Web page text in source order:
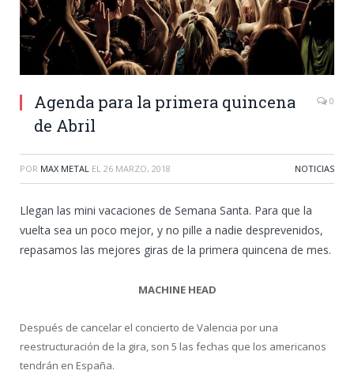
Agenda para la primera quincena
de Abril
0
POR MAX METAL EL 26 MARZO, 2018 NOTICIAS
Llegan las mini vacaciones de Semana Santa. Para que la
vuelta sea un poco mejor, y no pille a nadie desprevenidos,
repasamos las mejores giras de la primera quincena de mes.
MACHINE HEAD
Después de cancelar el concierto de Valencia por una
reestructuración de la gira, son 5 las fechas que los americanos
tendrán en España.